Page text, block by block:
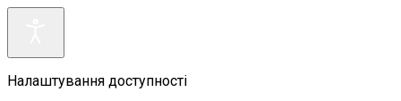
Налаштування доступності